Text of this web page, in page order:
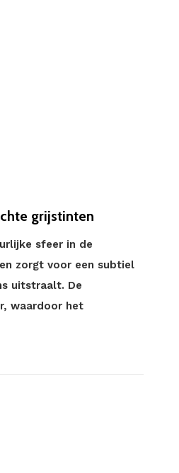
grijstinten
sfeer in de
zorgt voor een subtiel
uitstraalt. De
waardoor het